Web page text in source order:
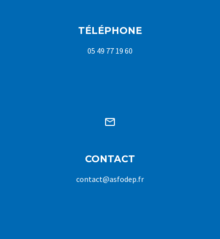
TÉLÉPHONE
05 49 77 19 60


CONTACT
contact@asfodep.fr